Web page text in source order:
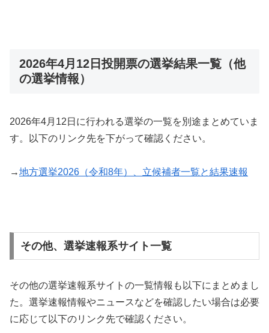
2026年4月12日投開票の選挙結果一覧（他
の選挙情報）
2026年4月12日に行われる選挙の一覧を別途まとめていま
す。以下のリンク先を下がって確認ください。
→地方選挙2026（令和8年）、立候補者一覧と結果速報
その他、選挙速報系サイト一覧
その他の選挙速報系サイトの一覧情報も以下にまとめまし
た。選挙速報情報やニュースなどを確認したい場合は必要
に応じて以下のリンク先で確認ください。